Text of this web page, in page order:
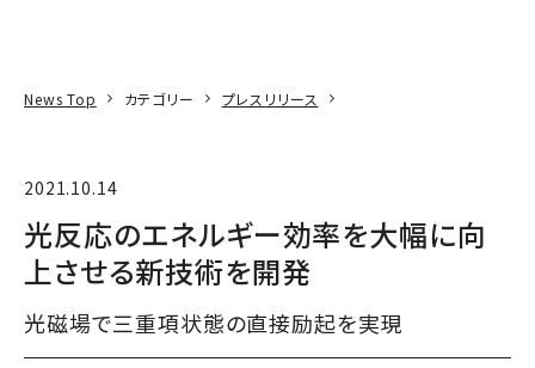
News Top カテゴリー プレスリリース
2021.10.14
光反応のエネルギー効率を大幅に向
上させる新技術を開発
光磁場で三重項状態の直接励起を実現